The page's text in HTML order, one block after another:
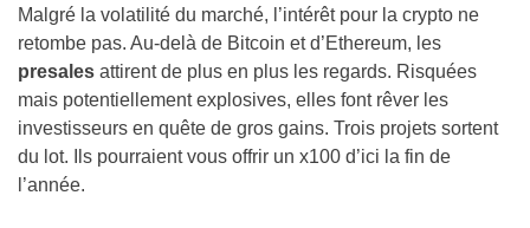
Malgré la volatilité du marché, l’intérêt pour la crypto ne
retombe pas. Au-delà de Bitcoin et d’Ethereum, les
presales attirent de plus en plus les regards. Risquées
mais potentiellement explosives, elles font rêver les
investisseurs en quête de gros gains. Trois projets sortent
du lot. Ils pourraient vous offrir un x100 d’ici la fin de
l’année.